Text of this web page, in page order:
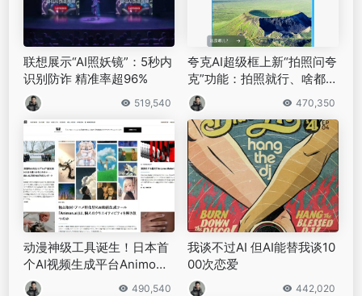
联想展示“AI照妖镜”：5秒内
识别防诈 精准率超96%
519,540
夸克AI超级框上新“拍照问夸
克”功能：拍照就行、啥都能
答
470,350
动漫神级工具诞生！日本首
个AI视频生成平台Animo
n：3分钟高效出片
490,540
我谈不过AI 但AI能替我谈10
00次恋爱
442,020